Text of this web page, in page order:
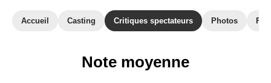
Accueil Casting Critiques spectateurs Photos
Note moyenne